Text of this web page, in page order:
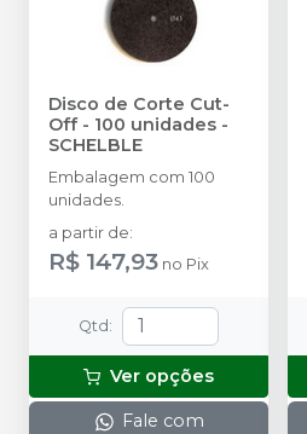
Disco de Corte Cut-
Off - 100 unidades -
SCHELBLE
Embalagem com 100
unidades.
a partir de:
R$ 147,93 no Pix
Qtd :
Ver opções
Fale com